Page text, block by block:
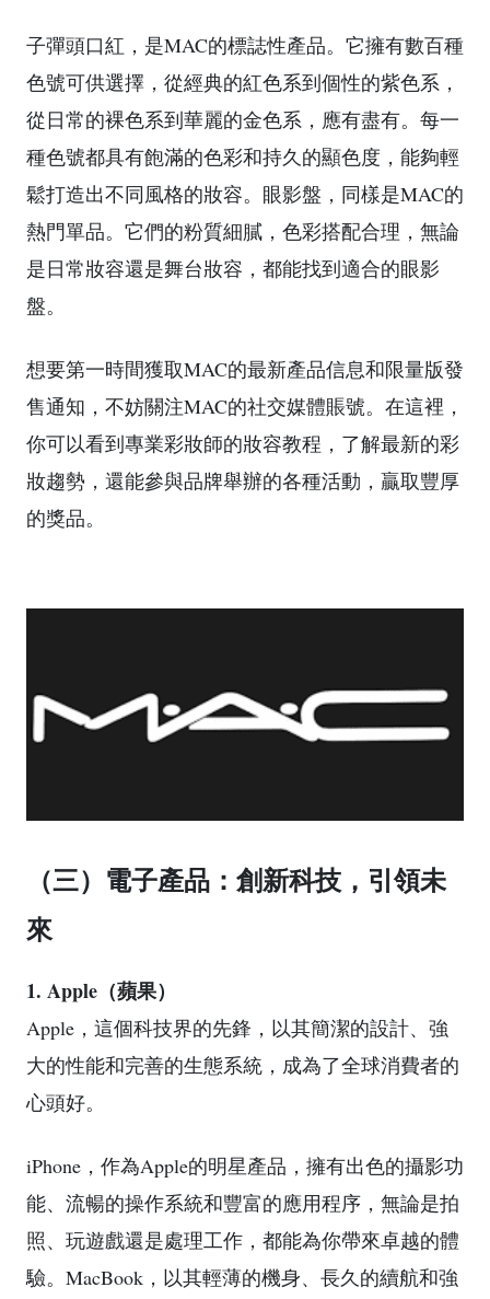
子彈頭口紅，是MAC的標誌性產品。它擁有數百種
色號可供選擇，從經典的紅色系到個性的紫色系，
從日常的裸色系到華麗的金色系，應有盡有。每一
種色號都具有飽滿的色彩和持久的顯色度，能夠輕
鬆打造出不同風格的妝容。眼影盤，同樣是MAC的
熱門單品。它們的粉質細膩，色彩搭配合理，無論
是日常妝容還是舞台妝容，都能找到適合的眼影
盤。
想要第一時間獲取MAC的最新產品信息和限量版發
售通知，不妨關注MAC的社交媒體賬號。在這裡，
你可以看到專業彩妝師的妝容教程，了解最新的彩
妝趨勢，還能參與品牌舉辦的各種活動，贏取豐厚
的獎品。
（三）電子產品：創新科技，引領未
來
1. Apple（蘋果）
Apple，這個科技界的先鋒，以其簡潔的設計、強
大的性能和完善的生態系統，成為了全球消費者的
心頭好。
iPhone，作為Apple的明星產品，擁有出色的攝影功
能、流暢的操作系統和豐富的應用程序，無論是拍
照、玩遊戲還是處理工作，都能為你帶來卓越的體
驗。MacBook，以其輕薄的機身、長久的續航和強